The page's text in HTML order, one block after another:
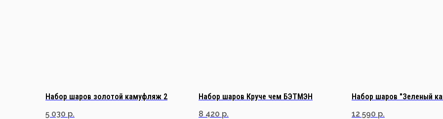
Набор шаров золотой камуфляж 2
5 030 р.
Набор шаров Круче чем БЭТМЭН
8 420 р.
Набор шаров "Зеленый
12 590 р.